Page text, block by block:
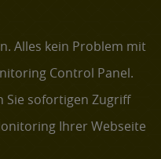
Alles kein Problem mit
Control Panel.
Sie sofortigen Zugriff
Ihrer Webseite